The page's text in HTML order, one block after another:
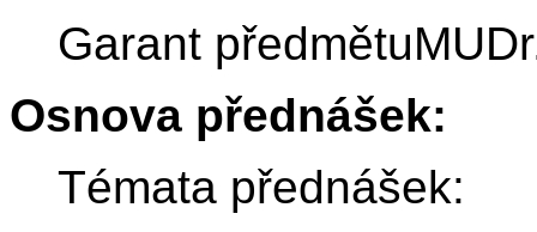
Garant
Osnova přednášek:
Témata přednášek: